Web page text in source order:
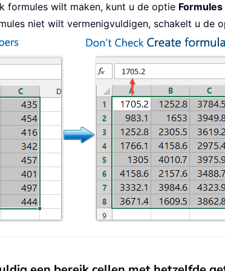
formules wilt maken, kunt u de optie
niet wilt vermenigvuldigen, schakelt u de